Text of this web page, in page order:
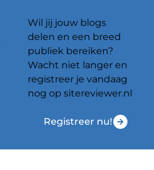
Wil jij jouw blogs
delen en een breed
publiek bereiken?
Wacht niet langer en
registreer je vandaag
nog op sitereviewer.nl
Registreer nu!